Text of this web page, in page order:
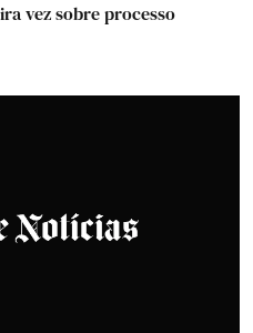
vez sobre processo